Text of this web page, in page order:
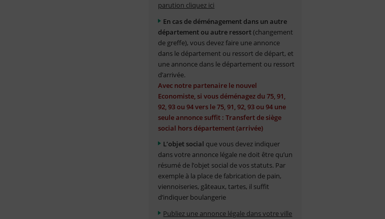
parution cliquez ici
En cas de déménagement dans un autre
département ou autre ressort(changement
de greffe), vous devez faire une annonce
dans le département ou ressort de départ, et
une annonce dans le département ou ressort
d’arrivée.
Avec notre partenaire le nouvel
Economiste, si vous déménagez du 75, 91,
92, 93 ou 94 vers le 75, 91, 92, 93 ou 94 une
seule annonce suffit : Transfert de siège
social hors département (arrivée)
L’objet social que vous devez indiquer
dans votre annonce légale ne doit être qu’un
résumé de l’objet social de vos statuts. Par
exemple à la place de fabrication de pain,
viennoiseries, gâteaux, tartes, il suffit
d’indiquer boulangerie
Publiez une annonce légale dans votre ville